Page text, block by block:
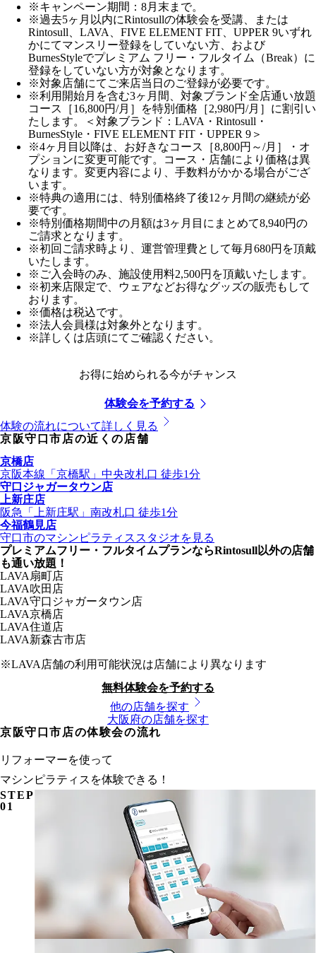
※キャンペーン期間：8月末まで。
※過去5ヶ月以内にRintosullの体験会を受講、または
Rintosull、LAVA、FIVE ELEMENT FIT、UPPER 9いずれ
かにてマンスリー登録をしていない方、および
BurnesStyleでプレミアム フリー・フルタイム（Break）に
登録をしていない方が対象となります。
※対象店舗にてご来店当日のご登録が必要です。
※利用開始月を含む3ヶ月間、対象ブランド全店通い放題
コース［16,800円/月］を特別価格［2,980円/月］に割引い
たします。＜対象ブランド：LAVA・Rintosull・
BurnesStyle・FIVE ELEMENT FIT・UPPER 9＞
※4ヶ月目以降は、お好きなコース［8,800円～/月］・オ
プションに変更可能です。コース・店舗により価格は異
なります。変更内容により、手数料がかかる場合がござ
います。
※特典の適用には、特別価格終了後12ヶ月間の継続が必
要です。
※特別価格期間中の月額は3ヶ月目にまとめて8,940円の
ご請求となります。
※初回ご請求時より、運営管理費として毎月680円を頂戴
いたします。
※ご入会時のみ、施設使用料2,500円を頂戴いたします。
※初来店限定で、ウェアなどお得なグッズの販売もして
おります。
※価格は税込です。
※法人会員様は対象外となります。
※詳しくは店頭にてご確認ください。
お得に始められる今がチャンス
体験会を予約する
体験の流れについて詳しく見る
京阪守口市店の近くの店舗
京橋店
京阪本線 「 京橋駅 」 中央改札口 徒歩1分
守口ジャガータウン店
上新庄店
阪急
「 上新庄駅 」 南改札口 徒歩1分
今福鶴見店
守口市のマシンピラティススタジオを見る
プレミアムフリー・フルタイムプランならRintosull以外の店舗
も通い放題！
LAVA 扇町店
LAVA吹田店
LAVA守口ジャガータウン店
LAVA京橋店
LAVA住道店
LAVA新森古市店
※LAVA店舗の利用可能状況は店舗により異なります
無料体験会を予約する
他の店舗を探す
大阪府の店舗を探す
京阪守口市店の体験会の流れ
リフォーマーを使って
マシンピラティスを体験できる！
STEP
01